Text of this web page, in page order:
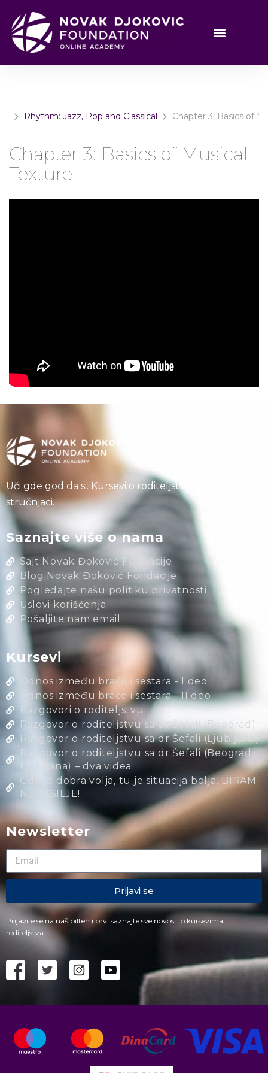
Rhythm: Jazz, Pop and Classical Chapter 3: Basics of
Chapter 3: Basics of Musical
Texture
Uči gde god da si. Kursevi o roditeljstvu koje vode naši
stručnjaci.
Saznajte više o nama
Sajt Novak Đoković Fondacije
Blog Novak Đoković Fondacije
Pogledajte našu politiku privatnosti
Uslovi korišćenja
Pošaljite nam email
Kursevi
Odnos između braće i sestara - I deo
Odnos između braće i sestara - II deo
Razgovori o roditeljstvu
Razgovor o roditeljstvu sa dr Šefali (Beograd)
Razgovor o roditeljstvu sa dr Šefali (Ljubljana)
Razgovor o roditeljstvu sa dr Šefali (Beograd i
Ljubljana) – dva videa
Gde je dobra volja, tu je situacija bolja. BIRAM
NENASILJE!
Newsletter
Prijavi se
Prijavite se na naš bilten i prvi saznajte sve novosti o kursevima
roditeljstva.